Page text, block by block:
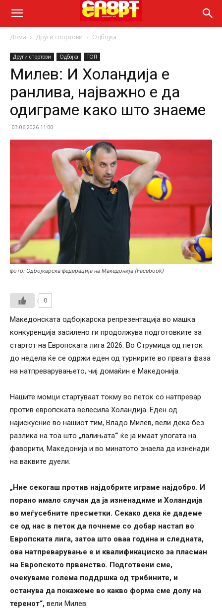
Дома Други спортови Одбојка
Други спортови Одбојка ТОП
Милев: И Холандија е
ранлива, најважно е да
одиграме како што знаеме
03.06.2026 11:00
фото: Одбојкарска федерација на Македонија (Facebook)
0
Македонската одбојкарска репрезентација во машка
конкуренција засилено ги продолжува подготовките за
стартот на Европската лига 2026. Во Струмица од петок
до недела ќе се одржи еден од турнирите во првата фаза
на натпреварувањето, чиј домаќин е Македонија.
Нашите момци стартуваат токму во петок со натпревар
против европската велесила Холандија. Еден од
најискусние во нашиот тим, Владо Милев, вели дека без
разлика на тоа што „лалињата“’ ќе ја имаат улогата на
фаворити, Македонија и во минатото знаела да изненади
на ваквите дуели.
„Ние секогаш против најдобрите играме најдобро. И
порано имало случаи да ја изненадиме и Холандија
во меѓусебните пресметки. Секако дека ќе дадеме
се од нас в петок да почнеме со добар настап во
Европската лига, затоа што оваа година и следната,
ова натпреварување е и квалификациско за пласман
на Европското првенство. Подготвени сме,
очекуваме голема поддршка од трибините, и
останува да покажеме во какво форма сме долу на
теренот“, вели Милев.